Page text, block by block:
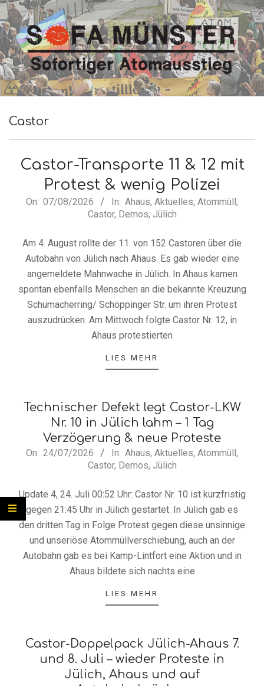
Skip
to
content
SofA
Münster
Navigation
Castor
Castor-Transporte 11 & 12 mit
Protest & wenig Polizei
2026-
On: 07/08/2026 In: Ahaus, Aktuelles, Atommüll ,
Castor, Demos, Jülich
Am 4. August rollte der 11. von 152 Castoren über die
Autobahn von Jülich nach Ahaus. Es gab wieder eine
angemeldete Mahnwache in Jülich. In Ahaus kamen
spontan ebenfalls Menschen an die bekannte Kreuzung
Schumacherring/ Schöppinger Str. um ihren Protest
auszudrücken. Am Mittwoch folgte Castor Nr. 12, in
Ahaus protestierten
LIES MEHR
Technischer Defekt legt Castor-LKW
Nr. 10 in Jülich lahm – 1 Tag
Verzögerung & neue Proteste
2026-
On: 24/07/2026 In: Ahaus, Aktuelles, Atommüll ,
Castor, Demos, Jülich
Update 4, 24. Juli 00:52 Uhr: Castor Nr. 10 ist kurzfristig
gegen 21:45 Uhr in Jülich gestartet. In Jülich gab es
den dritten Tag in Folge Protest gegen diese unsinnige
und unseriöse Atommüllverschiebung, auch an der
Autobahn gab es bei Kamp-Lintfort eine Aktion und in
Ahaus bildete sich nachts eine
LIES MEHR
Castor-Doppelpack Jülich-Ahaus 7.
und 8. Juli – wieder Proteste in
Jülich, Ahaus und auf